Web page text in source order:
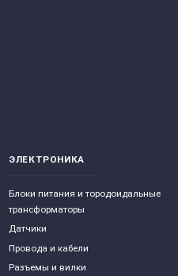
ЭЛЕКТРОНИКА
Блоки питания и тородоидальные
трансформаторы
Датчики
Провода и кабели
Разъемы и вилки